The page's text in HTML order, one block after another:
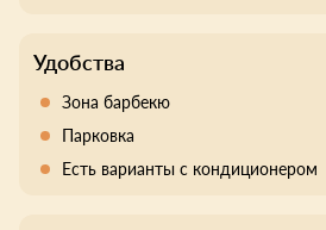
Удобства
Зона барбекю
Парковка
Есть варианты с кондиционером